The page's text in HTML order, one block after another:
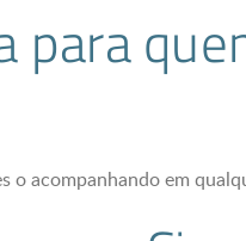
para
o acompanhando em